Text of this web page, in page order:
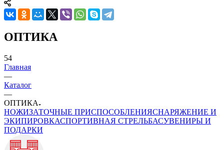
ОПТИКА
54
Главная
—
Каталог
—
ОПТИКА
НОЖИЗАТОЧНЫЕ ПРИСПОСОБЛЕНИЯСНАРЯЖЕНИЕ И
ЭКИПИРОВКАСПОРТИВНАЯ СТРЕЛЬБАСУВЕНИРЫ И
ПОДАРКИ